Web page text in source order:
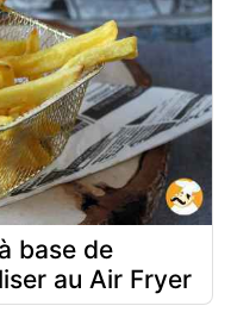
base de
au Air Fryer